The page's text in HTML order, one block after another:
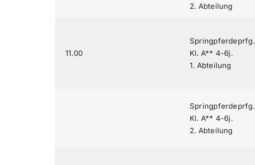
2. Abteilung
11.00
Springpferdeprfg.
Kl. A** 4-6j.
1. Abteilung
Springpferdeprfg.
Kl. A** 4-6j.
2. Abteilung